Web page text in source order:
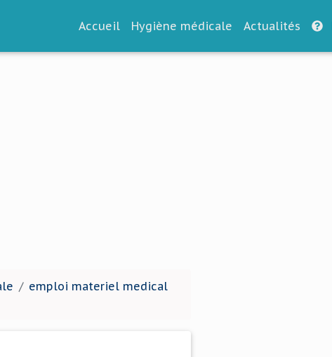
Accueil Hygiène médicale Actualités
emploi materiel medical